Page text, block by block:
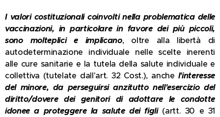
I valori costituzionali coinvolti nella problematica delle
vaccinazioni, in particolare in favore dei più piccoli,
sono molteplici e implicano, oltre alla libertà di
autodeterminazione individuale nelle scelte inerenti
alle cure sanitarie e la tutela della salute individuale e
collettiva (tutelate dall'art. 32 Cost.), anche l'interesse
del minore, da perseguirsi anzitutto nell'esercizio del
diritto/dovere dei genitori di adottare le condotte
idonee a proteggere la salute dei figli(artt. 30 e 31